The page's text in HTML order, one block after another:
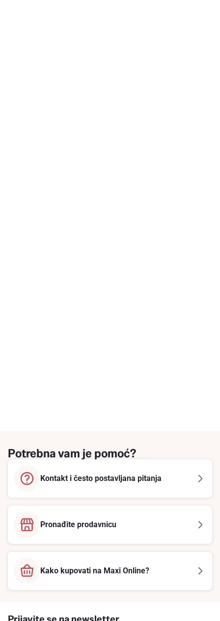
Potrebna vam je pomoć?
Kontakt i često postavljana pitanja
Pronađite prodavnicu
Kako kupovati na Maxi Online?